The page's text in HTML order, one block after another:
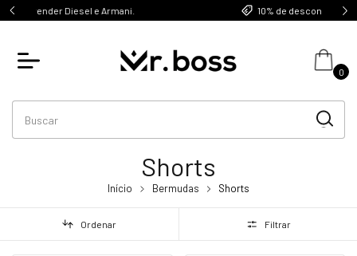
0
Shorts
Início Bermudas Shorts
Ordenar Filtrar